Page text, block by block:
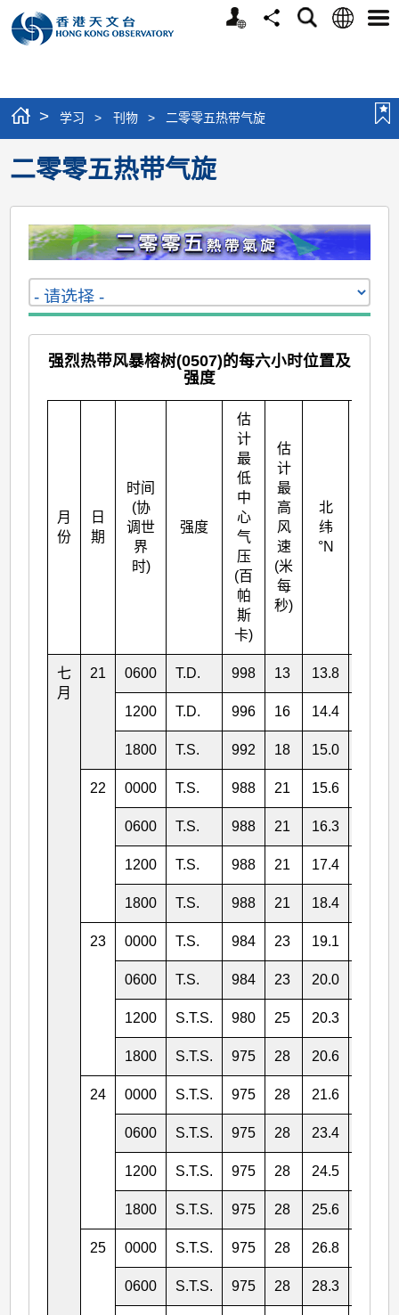
个
分
搜
语
选
> 学习 > 刊物 > 二零零五热带气旋
二零零五热带气旋
强烈热带风暴榕树(0507)的每六小时位置及
强度
月
份
日
期
时间
(协
调世
界
时)
强度
估
计
最
低
中
心
气
压
(百
帕
斯
卡)
估
计
最
高
风
速
(米
每
秒)
北
纬
°N
七
月
21 0600 T.D. 998 13 13.8
1200 T.D. 996 16 14.4
1800 T.S. 992 18 15.0
22 0000 T.S. 988 21 15.6
0600 T.S. 988 21 16.3
1200 T.S. 988 21 17.4
1800 T.S. 988 21 18.4
23 0000 T.S. 984 23 19.1
0600 T.S. 984 23 20.0
1200 S.T.S. 980 25 20.3
1800 S.T.S. 975 28 20.6
24 0000 S.T.S. 975 28 21.6
0600 S.T.S. 975 28 23.4
1200 S.T.S. 975 28 24.5
1800 S.T.S. 975 28 25.6
25 0000 S.T.S. 975 28 26.8
0600 S.T.S. 975 28 28.3